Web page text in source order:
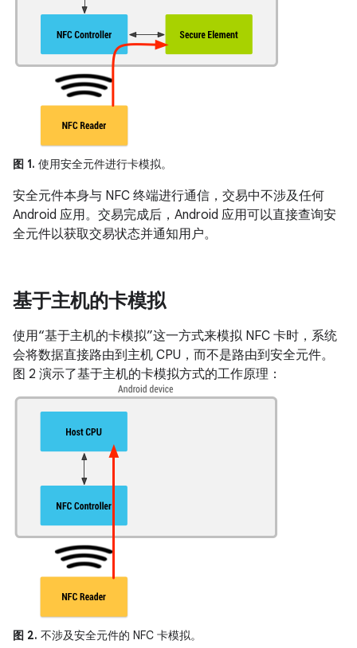
图 1. 使用安全元件进行卡模拟。
安全元件本身与 NFC 终端进行通信，交易中不涉及任何
Android 应用。交易完成后，Android 应用可以直接查询安
全元件以获取交易状态并通知用户。
基于主机的卡模拟
使用“基于主机的卡模拟”这一方式来模拟 NFC 卡时，系统
会将数据直接路由到主机 CPU，而不是路由到安全元件。
图 2 演示了基于主机的卡模拟方式的工作原理：
图 2. 不涉及安全元件的 NFC 卡模拟。